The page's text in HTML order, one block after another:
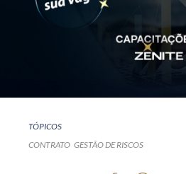
TÓPICOS
CONTRATO GESTÃO DE RISCOS